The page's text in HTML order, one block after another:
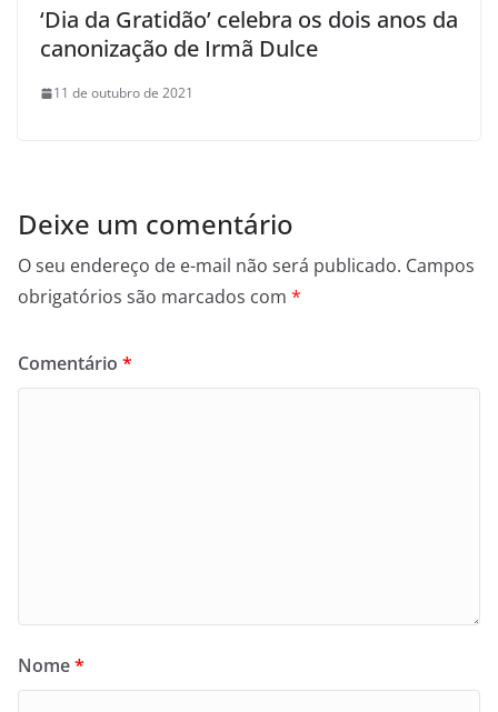
‘Dia da Gratidão’ celebra os dois anos da
canonização de Irmã Dulce
11 de outubro de 2021
Deixe um comentário
O seu endereço de e-mail não será publicado. Campos
obrigatórios são marcados com *
Comentário *
Nome*